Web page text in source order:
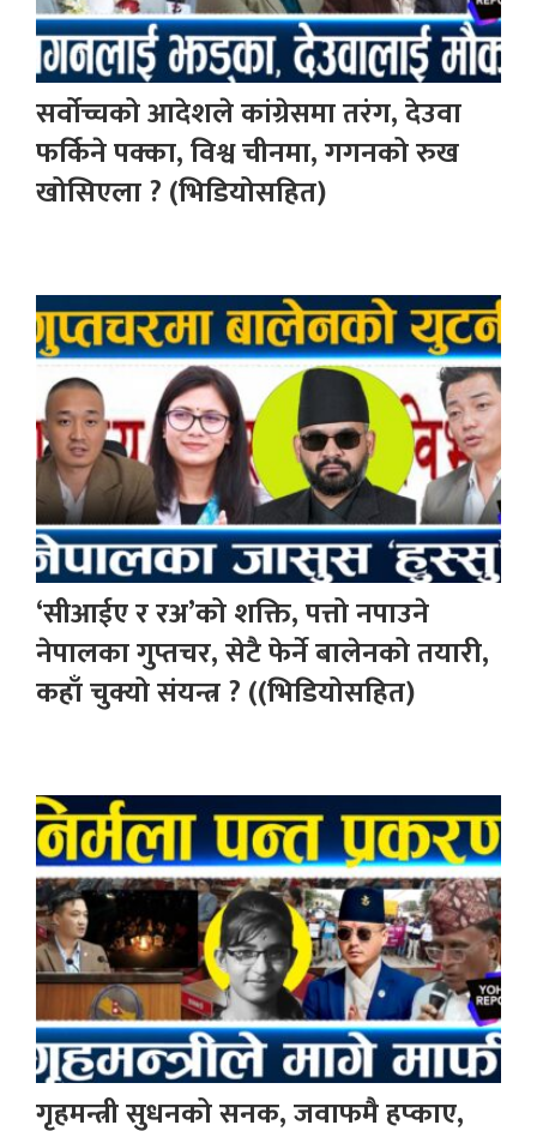
सर्वोच्चको आदेशले कांग्रेसमा तरंग, देउवा
फर्किने पक्का, विश्व चीनमा, गगनको रुख
खोसिएला ? (भिडियोसहित)
‘सीआईए र रअ’को शक्ति, पत्तो नपाउने
नेपालका गुप्तचर, सेटै फेर्ने बालेनको तयारी,
कहाँ चुक्यो संयन्त्र ? ((भिडियोसहित)
गृहमन्त्री सुधनको सनक, जवाफमै हप्काए,